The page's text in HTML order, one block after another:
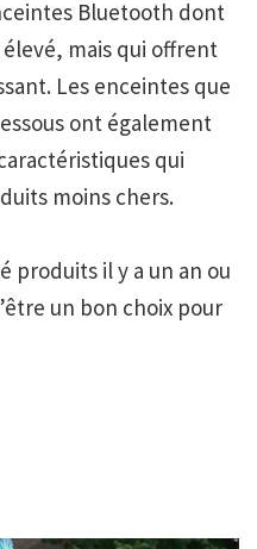
Bluetooth dont
mais qui offrent
Les enceintes que
ont également
qui
moins chers.
produits il y a un an ou
un bon choix pour